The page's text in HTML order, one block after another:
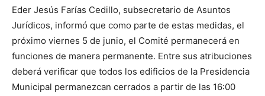
Eder Jesús Farías Cedillo, subsecretario de Asuntos
Jurídicos, informó que como parte de estas medidas, el
próximo viernes 5 de junio, el Comité permanecerá en
funciones de manera permanente. Entre sus atribuciones
deberá verificar que todos los edificios de la Presidencia
Municipal permanezcan cerrados a partir de las 16:00